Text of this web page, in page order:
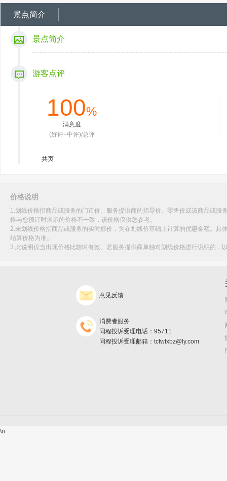
景点简介
景点简介
游客点评
100%
满意度
(好评+中评)/总评
共页
价格说明
1.划线价格指商品或服务的门市价、服务提供商的指导价、零售价或该商品或
格与您预订时展示的价格不一致，该价格仅供您参考。
2.未划线价格指商品或服务的实时标价，为在划线价基础上计算的优惠金额。
结算价格为准。
3.此说明仅当出现价格比较时有效。若服务提供商单独对划线价格进行说明的
意见反馈
消费者服务
同程投诉受理电话：95711
同程投诉受理邮箱：tcfwfxbz@ly.com
\n